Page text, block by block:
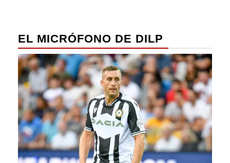
EL MICRÓFONO DE DILP